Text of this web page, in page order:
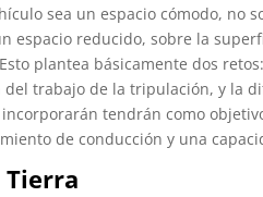
sea un espacio cómodo, no
espacio reducido, sobre la
plantea básicamente dos
del trabajo de la tripulación, y la
tendrán como
de conducción y una
Tierra